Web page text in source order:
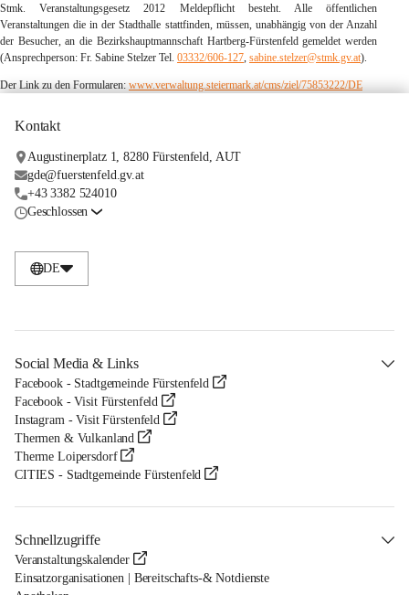
Stmk. Veranstaltungsgesetz 2012 Meldepflicht besteht. Alle öffentlichen
Veranstaltungen die in der Stadthalle stattfinden, müssen, unabhängig von der Anzahl
der Besucher, an die Bezirkshauptmannschaft Hartberg-Fürstenfeld gemeldet werden
(Ansprechperson: Fr. Sabine Stelzer Tel. 03332/606-127, sabine.stelzer@stmk.gv.at).
Der Link zu den Formularen: www.verwaltung.steiermark.at/cms/ziel/75853222/DE
Kontakt
Augustinerplatz 1, 8280 Fürstenfeld, AUT
gde@fuerstenfeld.gv.at
+43 3382 524010
Geschlossen
DE
Social Media & Links
Facebook - Stadtgemeinde Fürstenfeld
Facebook - Visit Fürstenfeld
Instagram - Visit Fürstenfeld
Thermen & Vulkanland
Therme Loipersdorf
CITIES - Stadtgemeinde Fürstenfeld
Schnellzugriffe
Veranstaltungskalender
Einsatzorganisationen | Bereitschafts-& Notdienste